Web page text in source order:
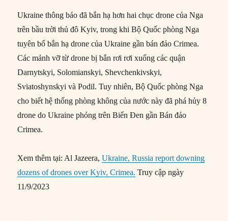
Ukraine thông báo đã bắn hạ hơn hai chục drone của Nga
trên bầu trời thủ đô Kyiv, trong khi Bộ Quốc phòng Nga
tuyên bố bắn hạ drone của Ukraine gần bán đảo Crimea.
Các mảnh vỡ từ drone bị bắn rơi rơi xuống các quận
Darnytskyi, Solomianskyi, Shevchenkivskyi,
Sviatoshynskyi và Podil. Tuy nhiên, Bộ Quốc phòng Nga
cho biết hệ thống phòng không của nước này đã phá hủy 8
drone do Ukraine phóng trên Biển Đen gần Bán đảo
Crimea.
Xem thêm tại: Al Jazeera,Ukraine, Russia report downing
dozens of drones over Kyiv, Crimea. Truy cập ngày
11/9/2023